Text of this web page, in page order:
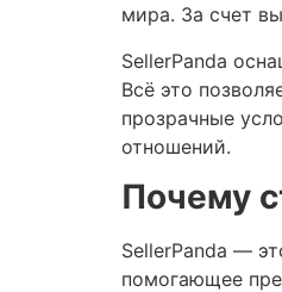
мира. За счет
SellerPanda
Всё это
прозрачные
отношений.
Почему
SellerPanda —
помогающее